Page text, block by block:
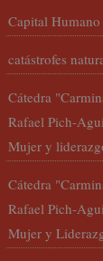
Capital Humano
catástrofes
Cátedra
Rafael Pich-
Mujer y
Cátedra
Rafael Pich-
Mujer y